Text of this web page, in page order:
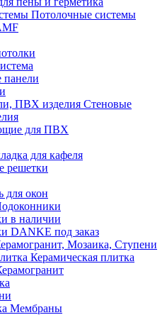
Потолочные системы
панели
Стеновые
для ПВХ
для кафеля
решетки
для окон
в наличии
DANKE под заказ
Мозаика, Ступени
Керамическая плитка
Мембраны